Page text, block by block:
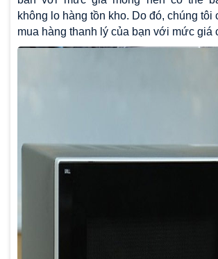
không lo hàng tồn kho. Do đó, chúng tôi
mua hàng thanh lý của bạn với mức giá